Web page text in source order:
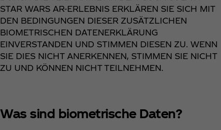
STAR WARS AR-ERLEBNIS ERKLÄREN SIE SICH MIT
DEN BEDINGUNGEN DIESER ZUSÄTZLICHEN
BIOMETRISCHEN DATENERKLÄRUNG
EINVERSTANDEN UND STIMMEN DIESEN ZU. WENN
SIE DIES NICHT ANERKENNEN, STIMMEN SIE NICHT
ZU UND KÖNNEN NICHT TEILNEHMEN.
Was sind biometrische Daten?